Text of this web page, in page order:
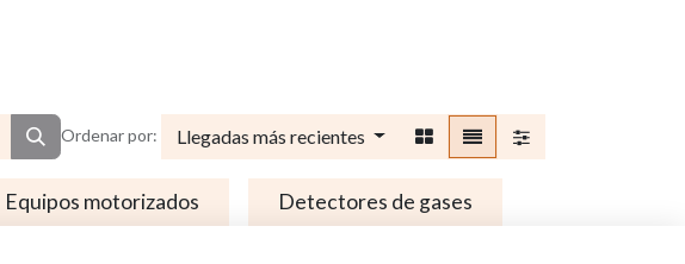
Ordenar por: Llegadas más recientes
Equipos motorizados Detectores de gases